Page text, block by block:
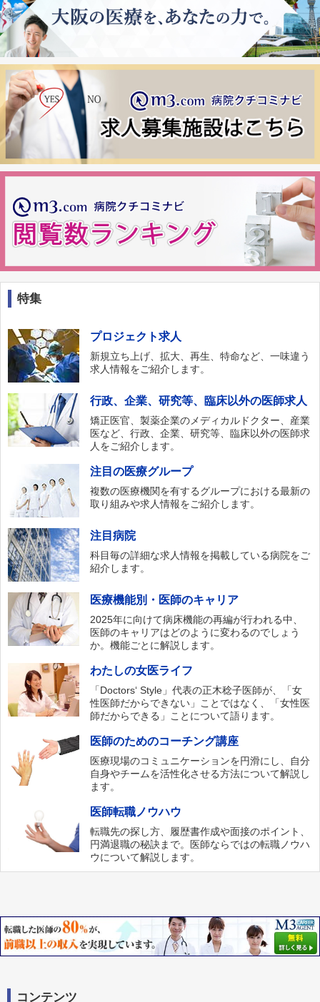
特集
プロジェクト求人
新規立ち上げ、拡大、再生、特命など、一味違う
求人情報をご紹介します。
行政、企業、研究等、臨床以外の医師求人
矯正医官、製薬企業のメディカルドクター、産業
医など、行政、企業、研究等、臨床以外の医師求
人をご紹介します。
注目の医療グループ
複数の医療機関を有するグループにおける最新の
取り組みや求人情報をご紹介します。
注目病院
科目毎の詳細な求人情報を掲載している病院をご
紹介します。
医療機能別・医師のキャリア
2025年に向けて病床機能の再編が行われる中、
医師のキャリアはどのように変わるのでしょう
か。機能ごとに解説します。
わたしの女医ライフ
「Doctors‘ Style」代表の正木稔子医師が、「女
性医師だからできない」ことではなく、「女性医
師だからできる」ことについて語ります。
医師のためのコーチング講座
医療現場のコミュニケーションを円滑にし、自分
自身やチームを活性化させる方法について解説し
ます。
医師転職ノウハウ
転職先の探し方、履歴書作成や面接のポイント、
円満退職の秘訣まで。医師ならではの転職ノウハ
ウについて解説します。
コンテンツ